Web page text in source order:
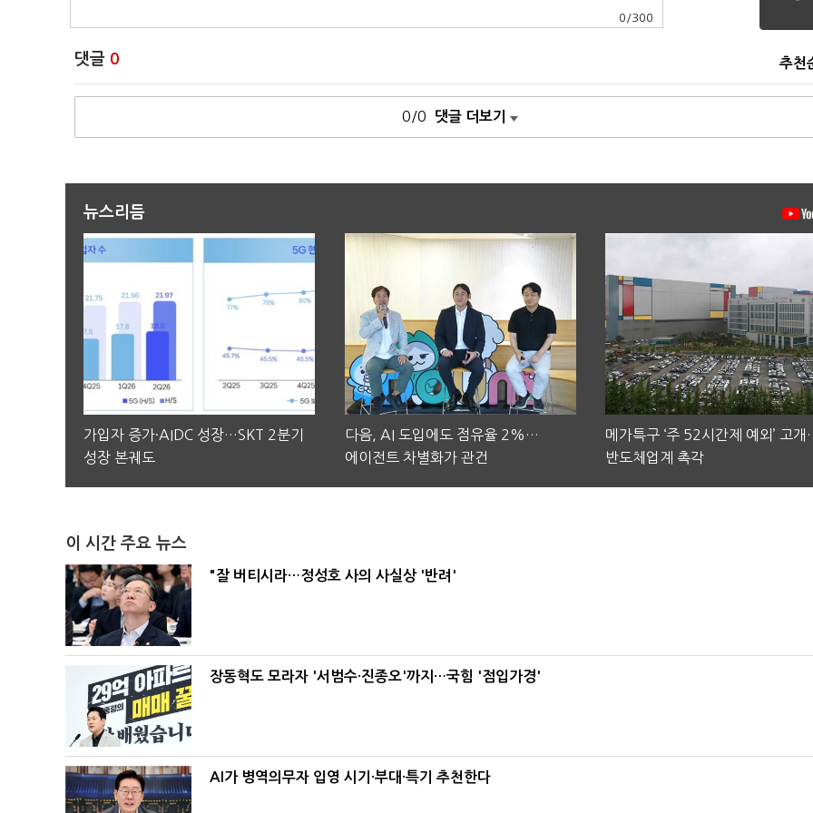
0 /300
댓글 0 추천
0/0 댓글 더보기
뉴스리듬
가입자 증가·AIDC 성장…SKT 2분기
성장 본궤도
다음, AI 도입에도 점유율 2%…
에이전트 차별화가 관건
메가특구 ‘주 52시간제 예외’ 고
반도체업계 촉각
이 시간 주요 뉴스
"잘 버티시라…정성호 사의 사실상 '반려'
장동혁도 모라자 '서범수·진종오'까지…국힘 '점입가경'
AI가 병역의무자 입영 시기·부대·특기 추천한다